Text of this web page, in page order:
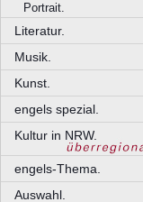
Portrait.
Literatur.
Musik.
Kunst.
engels spezial.
Kultur in NRW.
engels-Thema.
Auswahl.